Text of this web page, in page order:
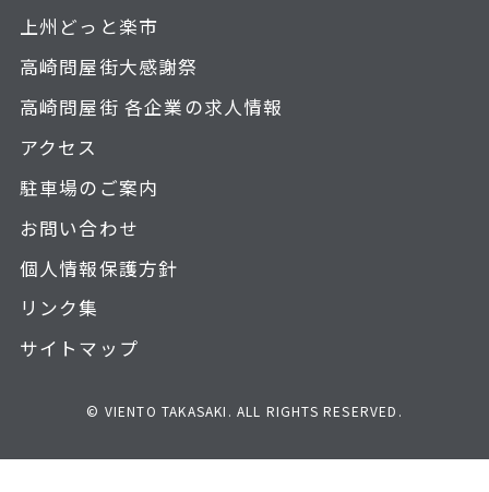
上州どっと楽市
高崎問屋街大感謝祭
高崎問屋街 各企業の求人情報
アクセス
駐車場のご案内
お問い合わせ
個人情報保護方針
リンク集
サイトマップ
© VIENTO TAKASAKI. ALL RIGHTS RESERVED.